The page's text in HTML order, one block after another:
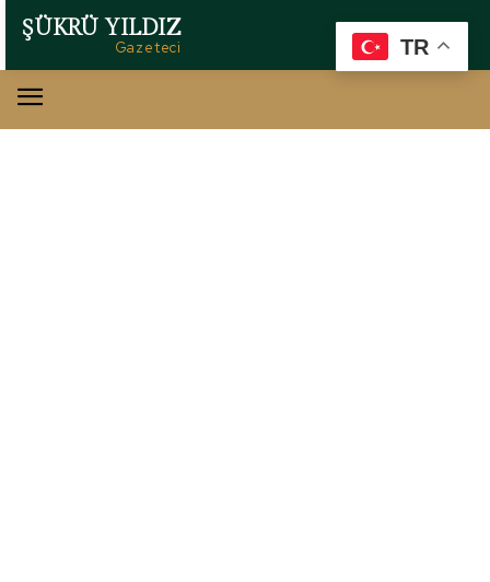
ŞÜKRÜ YILDIZ
Gazeteci TR